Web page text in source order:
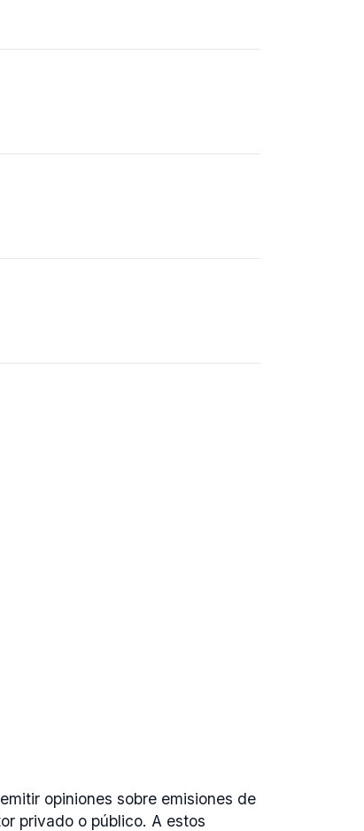
opiniones sobre emisiones de
privado o público. A estos